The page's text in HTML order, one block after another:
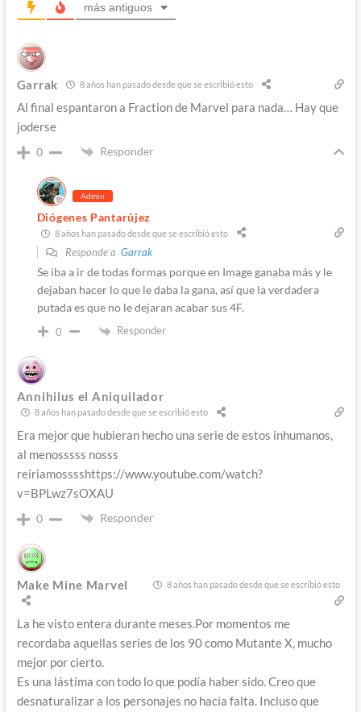
más antiguos
Garrak 8 años han pasado desde que se escribió esto
Al final espantaron a Fraction de Marvel para nada… Hay que
joderse
0 Responder
Admin
Diógenes Pantarújez
8 años han pasado desde que se escribió esto
Responde a Garrak
Se iba a ir de todas formas porque en Image ganaba más y le
dejaban hacer lo que le daba la gana, así que la verdadera
putada es que no le dejaran acabar sus 4F.
0 Responder
Annihilus el Aniquilador
8 años han pasado desde que se escribió esto
Era mejor que hubieran hecho una serie de estos inhumanos,
al menosssss nosss
reiriamosssshttps://www.youtube.com/watch?
v=BPLwz7sOXAU
0 Responder
Make Mine Marvel 8 años han pasado desde que se escribió esto
La he visto entera durante meses.Por momentos me
recordaba aquellas series de los 90 como Mutante X, mucho
mejor por cierto.
Es una lástima con todo lo que podía haber sido. Creo que
desnaturalizar a los personajes no hacía falta. Incluso que